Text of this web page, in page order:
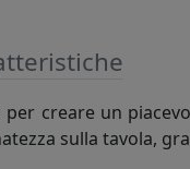
per creare un
sulla tavola,